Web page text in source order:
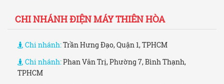
CHI NHÁNH ĐIỆN MÁY THIÊN HÒA
Chi nhánh:Trần Hưng Đạo, Quận 1, TPHCM
Chi nhánh:Phan Văn Trị, Phường 7, Bình Thạnh,
TPHCM